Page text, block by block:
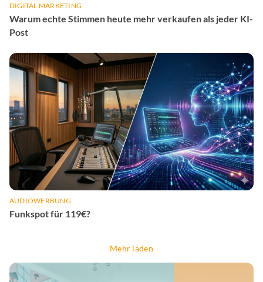
DIGITAL MARKETING
Warum echte Stimmen heute mehr verkaufen als jeder KI-
Post
AUDIOWERBUNG
Funkspot für 119€?
Mehr laden